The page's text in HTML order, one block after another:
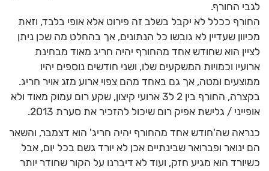
לגבי החורף.
החורף ככלל לא יקבל בשלב זה פירוט אלא אופי בלבד, וזאת
מכיוון שעדיין לא גובשו כל הנתונים, אך בהחלט מה שכן ניתן
לציין הוא שחודש אחד מהחורף יהיה חריג מאוד מבחינת
ארועיו וכמויות המשקעים שלו, ושני חודשים נוספים יהיו
ממוצעים ומטה, אך גם באחד מהם צפוי ארוע מזג אויר חריג.
בקצרה, החורף בין 2 ל3 ארועי קיצון, שקע רום עמוק מאוד ולא
אופייני / גלישת אפיק רום שיכול להזכיר את סערת 2013.
כנראה שה'חודש אחד מהחורף יהיה חריג' הוא דצמבר, והשאר
הם ינואר ופברואר שבינתיים אכן לא יורד גשם בכל יום, אבל
כשיורד הוא מגיע חזק, ועוד לא דיברנו על הקור שחודר יותר